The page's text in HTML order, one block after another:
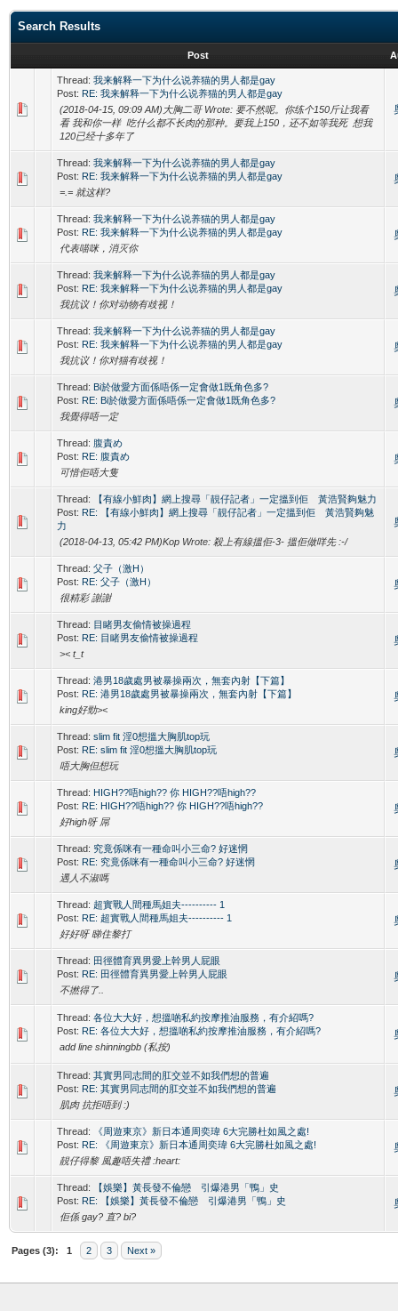
Search Results
Post
Thread: 我来解释一下为什么说养猫的男人都是gay
Post: RE: 我来解释一下为什么说养猫的男人都是gay
(2018-04-15, 09:09 AM)大胸二哥 Wrote: 要不然呢。你练个150斤让我看
看 我和你一样 吃什么都不长肉的那种。要我上150，还不如等我死 想我
120已经十多年了
Thread: 我来解释一下为什么说养猫的男人都是gay
Post: RE: 我来解释一下为什么说养猫的男人都是gay
=.= 就这样?
Thread: 我来解释一下为什么说养猫的男人都是gay
Post: RE: 我来解释一下为什么说养猫的男人都是gay
代表喵咪，消灭你
Thread: 我来解释一下为什么说养猫的男人都是gay
Post: RE: 我来解释一下为什么说养猫的男人都是gay
我抗议！你对动物有歧视！
Thread: 我来解释一下为什么说养猫的男人都是gay
Post: RE: 我来解释一下为什么说养猫的男人都是gay
我抗议！你对猫有歧视！
Thread: Bi於做愛方面係唔係一定會做1既角色多?
Post: RE: Bi於做愛方面係唔係一定會做1既角色多?
我覺得唔一定
Thread: 腹責め
Post: RE: 腹責め
可惜佢唔大隻
Thread:
【有線小鮮肉】網上搜尋「靚仔記者」一定搵到佢 黃浩賢夠魅力
Post: RE: 【有線小鮮肉】網上搜尋「靚仔記者」一定搵到佢 黃浩賢夠魅
力
(2018-04-13, 05:42 PM)Kop Wrote: 殺上有線搵佢-3- 搵佢做咩先 :-/
Thread: 父子（激H）
Post: RE: 父子（激H）
很精彩 謝謝
Thread: 目睹男友偷情被操過程
Post: RE: 目睹男友偷情被操過程
>< t_t
Thread: 港男18歲處男被暴操兩次，無套內射【下篇】
Post: RE: 港男18歲處男被暴操兩次，無套內射【下篇】
king好勁><
Thread: slim fit 淫0想搵大胸肌top玩
Post: RE: slim fit 淫0想搵大胸肌top玩
唔大胸但想玩
Thread: HIGH??唔high?? 你 HIGH??唔high??
Post: RE: HIGH??唔high?? 你 HIGH??唔high??
好high呀 屌
Thread: 究竟係咪有一種命叫小三命? 好迷惘
Post: RE: 究竟係咪有一種命叫小三命? 好迷惘
遇人不淑嗎
Thread: 超實戰人間種馬姐夫---------- 1
Post: RE: 超實戰人間種馬姐夫---------- 1
好好呀 睇住黎打
Thread: 田徑體育異男愛上幹男人屁眼
Post: RE: 田徑體育異男愛上幹男人屁眼
不撚得了..
Thread: 各位大大好，想搵啲私約按摩推油服務，有介紹嗎?
Post: RE: 各位大大好，想搵啲私約按摩推油服務，有介紹嗎?
add line shinningbb (私按)
Thread: 其實男同志間的肛交並不如我們想的普遍
Post: RE: 其實男同志間的肛交並不如我們想的普遍
肌肉 抗拒唔到 :)
Thread:
《周遊東京》新日本通周奕瑋 6大完勝杜如風之處!
Post: RE: 《周遊東京》新日本通周奕瑋 6大完勝杜如風之處!
靚仔得黎 風趣唔失禮 :heart:
Thread:
【娛樂】黃長發不倫戀 引爆港男「鴨」史
Post: RE: 【娛樂】黃長發不倫戀 引爆港男「鴨」史
佢係 gay? 直? bi?
Pages (3): 1 2 3 Next »